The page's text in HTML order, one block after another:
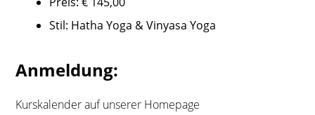
Stil: Hatha Yoga & Vinyasa Yoga
Anmeldung:
Kurskalender auf unserer Homepage